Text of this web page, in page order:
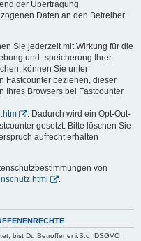
der Übertragung
Daten an den Betreiber
Sie jederzeit mit Wirkung für die
und -speicherung Ihrer
können Sie unter
Fastcounter beziehen, dieser
Ihres Browsers bei Fastcounter
. Dadurch wird ein Opt-Out-
gesetzt. Bitte löschen Sie
aufrecht erhalten
von
bist Du Betroffener i.S.d. DSGVO